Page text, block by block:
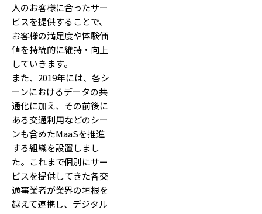
人のお客様に合ったサー
ビスを提供することで、
お客様の満足度や体験価
値を持続的に維持・向上
していきます。
また、2019年には、各シ
ーンにおけるデータの共
通化に加え、その前後に
ある交通利用などのシー
ンも含めたMaaSを推進
する組織を設置しまし
た。これまで個別にサー
ビスを提供してきた各交
通事業者が業界の垣根を
越えて連携し、デジタル